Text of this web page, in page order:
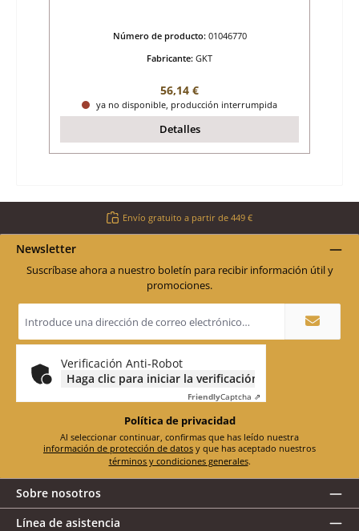
Número de producto: 01046770
Fabricante: GKT
Precio normal:
56,14 €
ya no disponible, producción interrumpida
Detalles
Envío gratuito a partir de 449 €
Newsletter
Suscríbase ahora a nuestro boletín para recibir información útil y
promociones.
de
correo
electrónico
Verificación Anti-Robot
Haga clic para iniciar la verificación
FriendlyCaptcha ⇗
Política de privacidad
información de protección de datos
términos y condiciones generales.
Sobre nosotros
Línea de asistencia